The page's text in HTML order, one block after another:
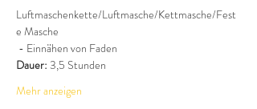
Luftmaschenkette/Luftmasche/Kettmasche/Fest
e Masche
- Einnähen von Faden
Dauer: 3,5 Stunden
Mehr anzeigen